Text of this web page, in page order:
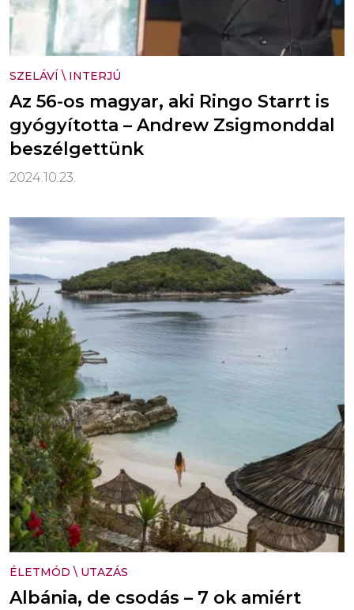
SZELÁVÍ \ INTERJÚ
Az 56-os magyar, aki Ringo Starrt is
gyógyította – Andrew Zsigmonddal
beszélgettünk
2024.10.23.
ÉLETMÓD \ UTAZÁS
Albánia, de csodás – 7 ok amiért